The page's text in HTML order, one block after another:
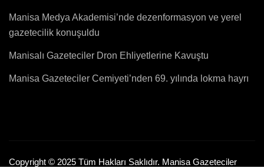
Manisa Medya Akademisi’nde dezenformasyon ve yerel
gazetecilik konuşuldu
Manisalı Gazeteciler Dron Ehliyetlerine Kavuştu
Manisa Gazeteciler Cemiyeti’nden 69. yılında lokma hayrı
Copyright © 2025 Tüm Hakları Saklıdır. Manisa Gazeteciler